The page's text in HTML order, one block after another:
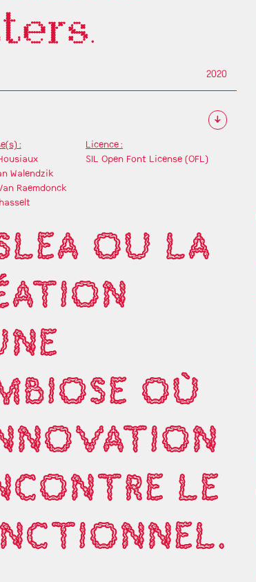
2020
↓
:
Walendzik
Raemdonck
Licence :
SIL Open Font License (OFL)
OU LA
OÙ
LE